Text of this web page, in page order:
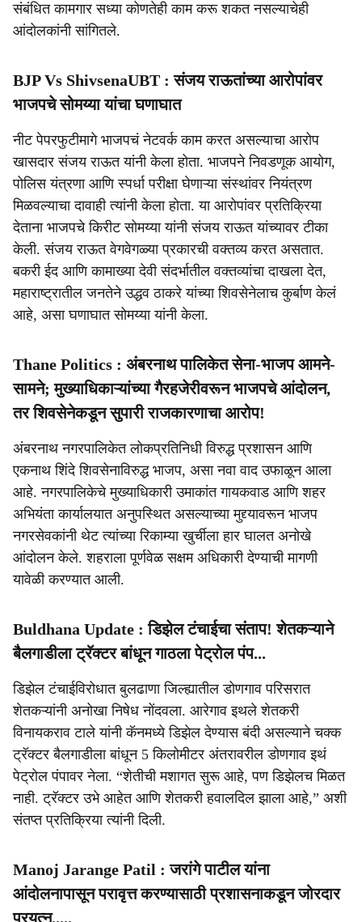
संबंधित कामगार सध्या कोणतेही काम करू शकत नसल्याचेही
आंदोलकांनी सांगितले.
BJP Vs ShivsenaUBT : संजय राऊतांच्या आरोपांवर
भाजपचे सोमय्या यांचा घणाघात
नीट पेपरफुटीमागे भाजपचं नेटवर्क काम करत असल्याचा आरोप
खासदार संजय राऊत यांनी केला होता. भाजपने निवडणूक आयोग,
पोलिस यंत्रणा आणि स्पर्धा परीक्षा घेणाऱ्या संस्थांवर नियंत्रण
मिळवल्याचा दावाही त्यांनी केला होता. या आरोपांवर प्रतिक्रिया
देताना भाजपचे किरीट सोमय्या यांनी संजय राऊत यांच्यावर टीका
केली. संजय राऊत वेगवेगळ्या प्रकारची वक्तव्य करत असतात.
बकरी ईद आणि कामाख्या देवी संदर्भातील वक्तव्यांचा दाखला देत,
महाराष्ट्रातील जनतेने उद्धव ठाकरे यांच्या शिवसेनेलाच कुर्बाण केलं
आहे, असा घणाघात सोमय्या यांनी केला.
Thane Politics : अंबरनाथ पालिकेत सेना-भाजप आमने-
सामने; मुख्याधिकाऱ्यांच्या गैरहजेरीवरून भाजपचे आंदोलन,
तर शिवसेनेकडून सुपारी राजकारणाचा आरोप!
अंबरनाथ नगरपालिकेत लोकप्रतिनिधी विरुद्ध प्रशासन आणि
एकनाथ शिंदे शिवसेनाविरुद्ध भाजप, असा नवा वाद उफाळून आला
आहे. नगरपालिकेचे मुख्याधिकारी उमाकांत गायकवाड आणि शहर
अभियंता कार्यालयात अनुपस्थित असल्याच्या मुद्द्यावरून भाजप
नगरसेवकांनी थेट त्यांच्या रिकाम्या खुर्चीला हार घालत अनोखे
आंदोलन केले. शहराला पूर्णवेळ सक्षम अधिकारी देण्याची मागणी
यावेळी करण्यात आली.
Buldhana Update : डिझेल टंचाईचा संताप! शेतकऱ्याने
बैलगाडीला ट्रॅक्टर बांधून गाठला पेट्रोल पंप...
डिझेल टंचाईविरोधात बुलढाणा जिल्ह्यातील डोणगाव परिसरात
शेतकऱ्यांनी अनोखा निषेध नोंदवला. आरेगाव इथले शेतकरी
विनायकराव टाले यांनी कॅनमध्ये डिझेल देण्यास बंदी असल्याने चक्क
ट्रॅक्टर बैलगाडीला बांधून 5 किलोमीटर अंतरावरील डोणगाव इथं
पेट्रोल पंपावर नेला. “शेतीची मशागत सुरू आहे, पण डिझेलच मिळत
नाही. ट्रॅक्टर उभे आहेत आणि शेतकरी हवालदिल झाला आहे,” अशी
संतप्त प्रतिक्रिया त्यांनी दिली.
Manoj Jarange Patil : जरांगे पाटील यांना
आंदोलनापासून परावृत्त करण्यासाठी प्रशासनाकडून जोरदार
प्रयत्न.....